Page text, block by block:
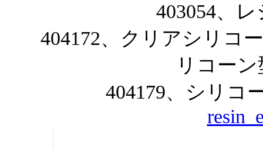
403054、
404172、クリアシリコ
リコー
404179、シリコ